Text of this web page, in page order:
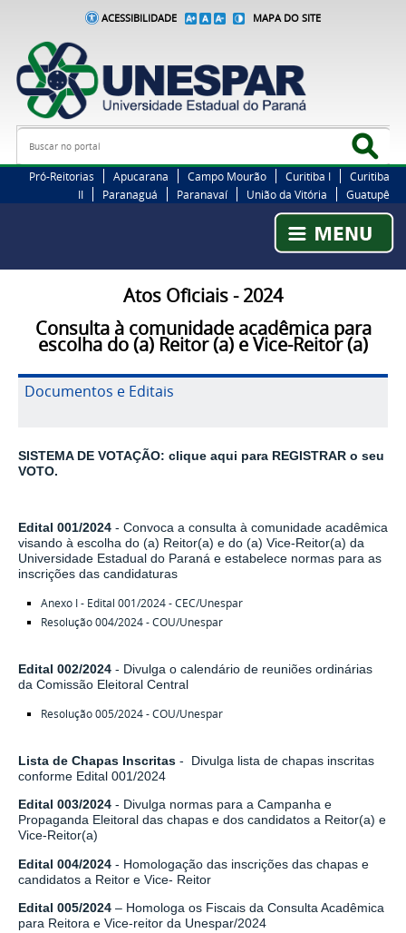
ACESSIBILIDADE MAPA DO SITE
Busca
Pró-Reitorias Apucarana Campo Mourão Curitiba I
Curitiba
II
Paranaguá Paranavaí União da Vitória Guatupê
Atos Oficiais - 2024
Consulta à comunidade acadêmica para
escolha do (a) Reitor (a) e Vice-Reitor (a)
Documentos e Editais
SISTEMA DE VOTAÇÃO: clique aqui para REGISTRAR o seu
VOTO.
Edital 001/2024 - Convoca a consulta à comunidade acadêmica
visando à escolha do (a) Reitor(a) e do (a) Vice-Reitor(a) da
Universidade Estadual do Paraná e estabelece normas para as
inscrições das candidaturas
Anexo I - Edital 001/2024 - CEC/Unespar
Resolução 004/2024 - COU/Unespar
Edital 002/2024 - Divulga o calendário de reuniões ordinárias
da Comissão Eleitoral Central
Resolução 005/2024 - COU/Unespar
Lista de Chapas Inscritas - Divulga lista de chapas inscritas
conforme Edital 001/2024
Edital 003/2024 - Divulga normas para a Campanha e
Propaganda Eleitoral das chapas e dos candidatos a Reitor(a) e
Vice-Reitor(a)
Edital 004/2024 - Homologação das inscrições das chapas e
candidatos a Reitor e Vice- Reitor
Edital 005/2024 – Homologa os Fiscais da Consulta Acadêmica
para Reitora e Vice-reitor da Unespar/2024